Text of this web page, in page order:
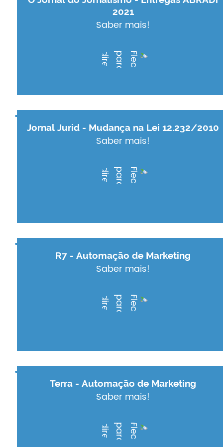
2021
Saber mais!
Jornal Jurid - Mudança na Lei 12.232/2010
Saber mais!
R7 - Automação de Marketing
Saber mais!
Terra - Automação de Marketing
Saber mais!